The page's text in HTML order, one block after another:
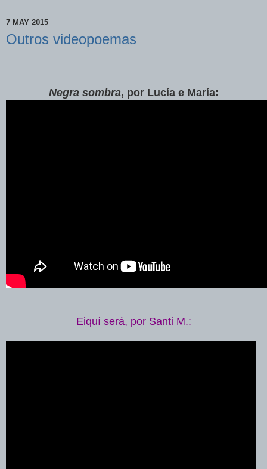
7 MAY 2015
Outros videopoemas
Negra sombra, por Lucía e María:
Eiquí será, por Santi M.: